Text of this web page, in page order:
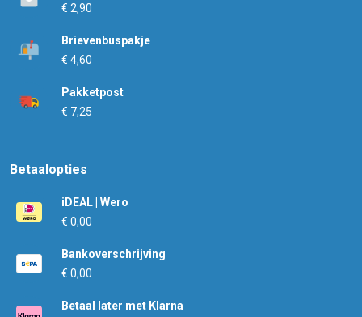
€ 2,90
Brievenbuspakje
€ 4,60
Pakketpost
€ 7,25
Betaalopties
iDEAL | Wero
€ 0,00
Bankoverschrijving
€ 0,00
Betaal later met Klarna